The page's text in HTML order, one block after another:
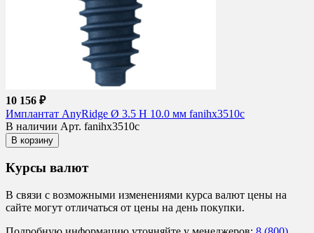
10 156 ₽
Имплантат AnyRidge Ø 3.5 H 10.0 мм fanihx3510c
В наличии Арт. fanihx3510c
В корзину
Курсы валют
В связи с возможными изменениями курса валют цены на
сайте могут отличаться от цены на день покупки.